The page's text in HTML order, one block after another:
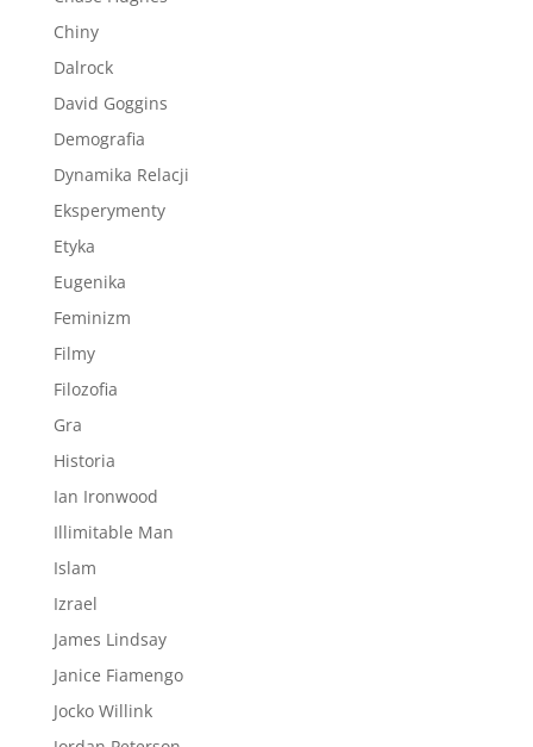
Chiny
Dalrock
David Goggins
Demografia
Dynamika Relacji
Eksperymenty
Etyka
Eugenika
Feminizm
Filmy
Filozofia
Gra
Historia
Ian Ironwood
Illimitable Man
Islam
Izrael
James Lindsay
Janice Fiamengo
Jocko Willink